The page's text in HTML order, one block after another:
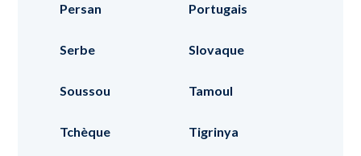
Persan Portugais
Serbe Slovaque
Soussou Tamoul
Tchèque Tigrinya